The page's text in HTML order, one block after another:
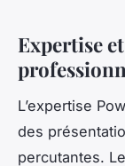
Expertise
L’expertise
des
percutantes.